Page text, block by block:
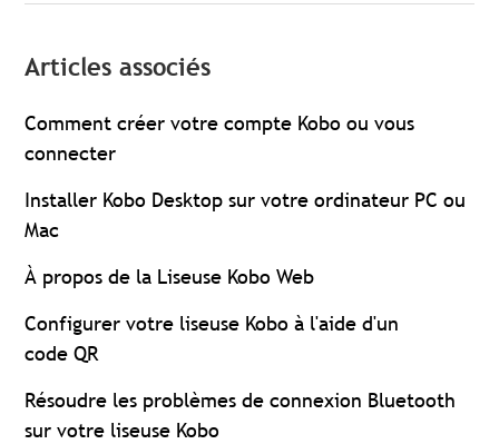
Articles associés
Comment créer votre compte Kobo ou vous
connecter
Installer Kobo Desktop sur votre ordinateur PC ou
Mac
À propos de la Liseuse Kobo Web
Configurer votre liseuse Kobo à l'aide d'un
code QR
Résoudre les problèmes de connexion Bluetooth
sur votre liseuse Kobo